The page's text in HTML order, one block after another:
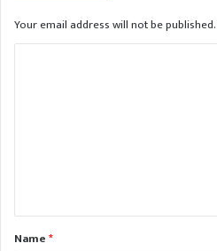
Your email address will not be published.
t
*Name*